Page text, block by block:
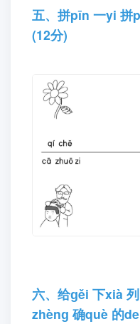
画huà“✔”。(12分)